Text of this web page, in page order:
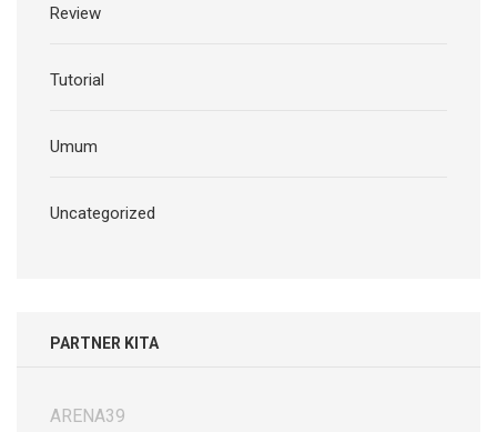
Review
Tutorial
Umum
Uncategorized
PARTNER KITA
ARENA39